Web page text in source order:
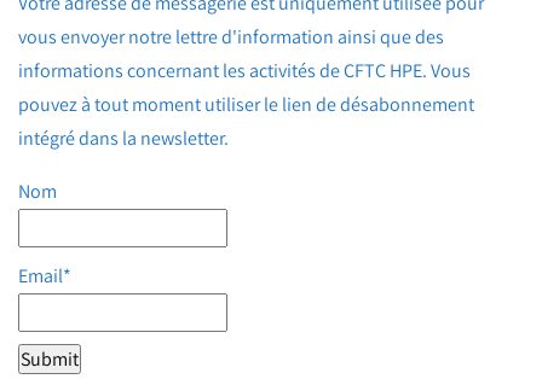
vous envoyer notre lettre d'information ainsi que des
informations concernant les activités de CFTC HPE. Vous
pouvez à tout moment utiliser le lien de désabonnement
intégré dans la newsletter.
Nom
Email*